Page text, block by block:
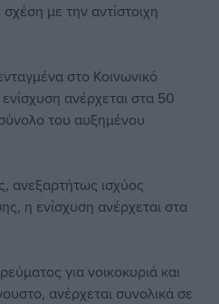
με την αντίστοιχη
στο Κοινωνικό
ανέρχεται στα 50
του αυξημένου
ανεξαρτήτως ισχύος
η ενίσχυση ανέρχεται στα
για νοικοκυριά και
ανέρχεται συνολικά σε